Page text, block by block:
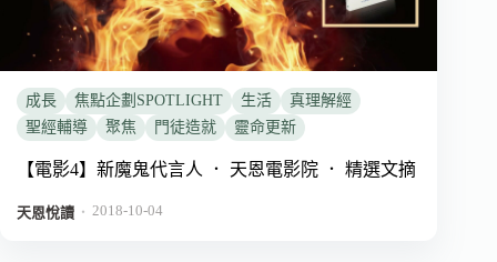
成長 焦點企劃SPOTLIGHT 生活
真理解經
聖經輔導
聚焦 門徒造就 靈命更新
【電影4】新魔鬼代言人 ． 天恩電影院 ． 精選文摘
天恩悅讀 ． 2018-10-04